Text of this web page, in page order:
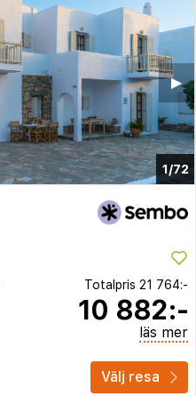
1/72
▶︎
Totalpris 21 764:-
10 882:-
läs mer
Välj resa